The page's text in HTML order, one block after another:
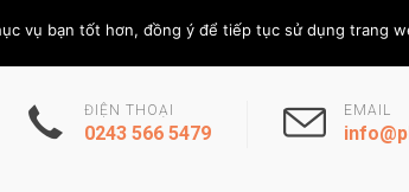
Thứ Sáu, 7/8/
ĐIỆN THOẠI
0243 566 5479
EMAIL
vụ bạn tốt hơn, đồng ý để tiếp tục sử dụng trang